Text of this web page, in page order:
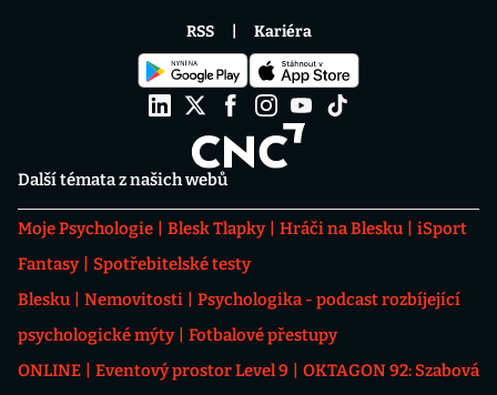
Další témata z našich webů
Moje Psychologie Blesk Tlapky Hráči na Blesku
iSport
Fantasy
Spotřebitelské testy
Blesku
Nemovitosti
Psychologika - podcast rozbíjející
psychologické mýty
Fotbalové přestupy
ONLINE
Eventový prostor Level 9
OKTAGON 92: Szabová
RSS Kariéra